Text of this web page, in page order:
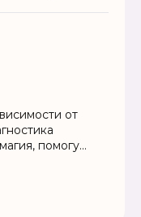
от
помогу
сложности.